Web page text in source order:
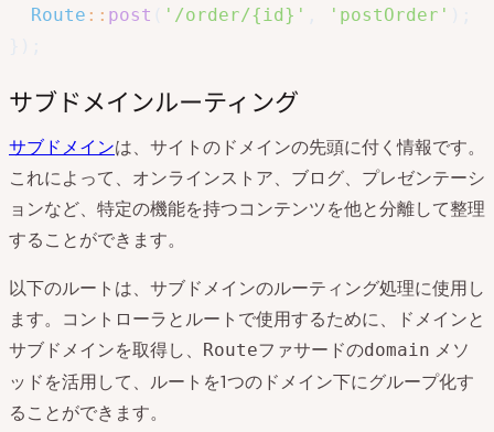
Route :: post '/order/{id}' 'postOrder'
サブドメインルーティング
サブドメインは、サイトのドメインの先頭に付く情報です。
これによって、オンラインストア、ブログ、プレゼンテーシ
ョンなど、特定の機能を持つコンテンツを他と分離して整理
することができます。
以下のルートは、サブドメインのルーティング処理に使用し
ます。コントローラとルートで使用するために、ドメインと
サブドメインを取得し、
Routeファサードのdomain メソ
ッドを活用して、ルートを1つのドメイン下にグループ化す
ることができます。